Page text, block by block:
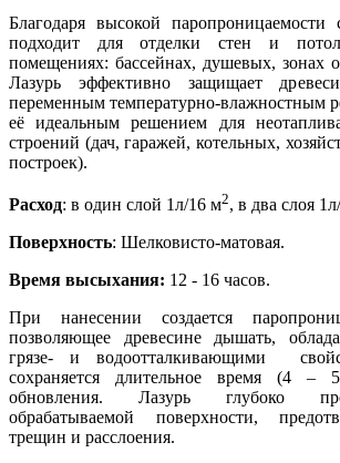
Благодаря высокой паропроницаемости
подходит для отделки стен и
помещениях: бассейнах, душевых, зонах
Лазурь эффективно защищает
переменным температурно-влажностным
её идеальным решением для
строений (дач, гаражей, котельных,
построек).
Расход: в один слой 1л/16 м2, в два слоя
Поверхность: Шелковисто-матовая.
Время высыхания: 12 - 16 часов.
При нанесении создается
позволяющее древесине дышать,
грязе- и водоотталкивающими
сохраняется длительное время (4 –
обновления. Лазурь глубоко
обрабатываемой поверхности,
трещин и расслоения.